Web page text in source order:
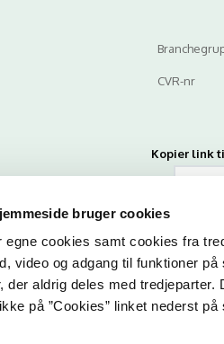
bruger cookies
egne cookies samt cookies fra
video og adgang til funktioner
der aldrig deles med
på ”Cookies” linket nederst på
CVR-nr
Kopier link
Email
Her kan du indtaste din